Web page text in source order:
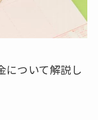
について解説し